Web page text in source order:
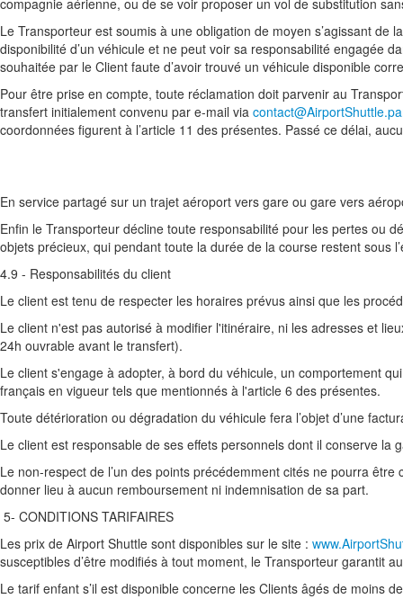
compagnie aérienne, ou de se voir proposer un vol de substitution
Le Transporteur est soumis à une obligation de moyen s’agissant
disponibilité d’un véhicule et ne peut voir sa responsabilité engagée
souhaitée par le Client faute d’avoir trouvé un véhicule disponible
Pour être prise en compte, toute réclamation doit parvenir au
transfert initialement convenu par e-mail via
coordonnées figurent à l’article 11 des présentes. Passé ce délai,
En service partagé sur un trajet aéroport vers gare ou gare vers
Enfin le Transporteur décline toute responsabilité pour les pertes ou
objets précieux, qui pendant toute la durée de la course restent sous
4.9 - Responsabilités du client
Le client est tenu de respecter les horaires prévus ainsi que les
Le client n'est pas autorisé à modifier l'itinéraire, ni les adresses et
24h ouvrable avant le transfert).
Le client s'engage à adopter, à bord du véhicule, un comportement
français en vigueur tels que mentionnés à l'article 6 des présentes.
Toute détérioration ou dégradation du véhicule fera l’objet d’une
Le client est responsable de ses effets personnels dont il conserve la
Le non-respect de l’un des points précédemment cités ne pourra
donner lieu à aucun remboursement ni indemnisation de sa part.
5- CONDITIONS TARIFAIRES
Les prix de Airport Shuttle sont disponibles sur le site :
susceptibles d’être modifiés à tout moment, le Transporteur garantit
Le tarif enfant s’il est disponible concerne les Clients âgés de moins